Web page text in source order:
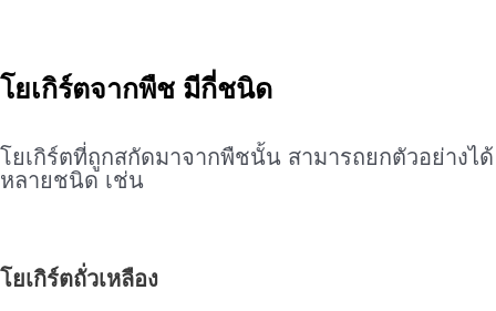
โยเกิร์ตจากพืช มีกี่ชนิด
โยเกิร์ตที่ถูกสกัดมาจากพืชนั้น สามารถยกตัวอย่างได้
หลายชนิด เช่น
โยเกิร์ตถั่วเหลือง